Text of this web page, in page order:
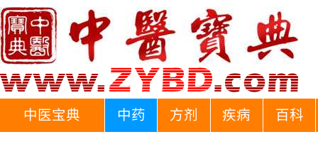
中医宝典 中药 方剂 疾病 百科